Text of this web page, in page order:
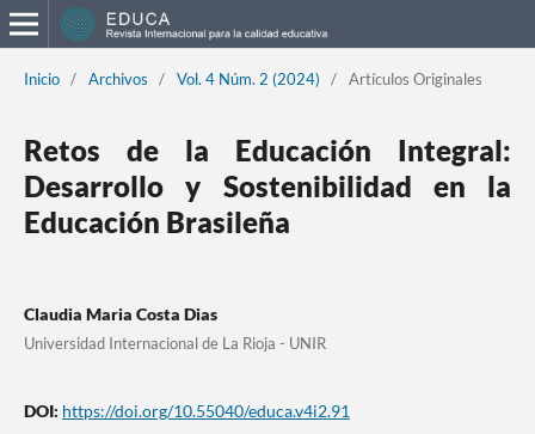
Inicio / Archivos / Vol. 4 Núm. 2 (2024) / Artículos Originales
Retos de la Educación Integral:
Desarrollo y Sostenibilidad en la
Educación Brasileña
Claudia Maria Costa Dias
Universidad Internacional de La Rioja - UNIR
DOI: https://doi.org/10.55040/educa.v4i2.91